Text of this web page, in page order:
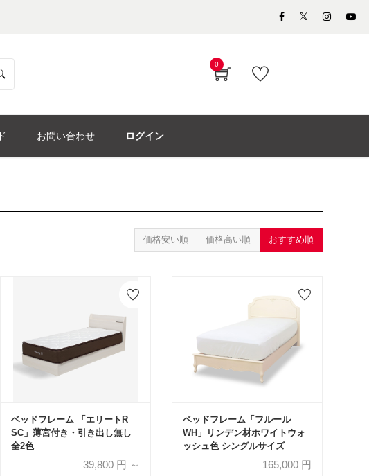
0
お問い合わせ ログイン
価格安い順 価格高い順 おすすめ順
ベッドフレーム 「エリートR
SC」薄宮付き・引き出し無し
全2色
39,800 円 ～
ベッドフレーム「フルール
WH」リンデン材ホワイトウォ
ッシュ色 シングルサイズ
165,000 円